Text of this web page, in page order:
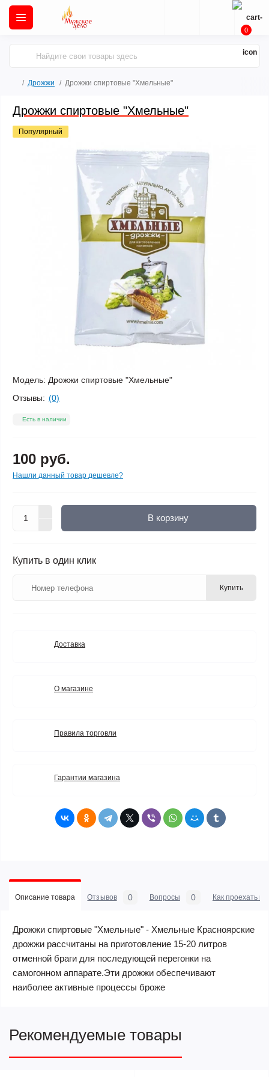
0
Дрожжи Дрожжи спиртовые "Хмельные"
Дрожжи спиртовые "Хмельные"
Популярный
Модель: Дрожжи спиртовые "Хмельные"
Отзывы: (0)
Есть в наличии
100 руб.
Нашли данный товар дешевле?
В корзину
Купить в один клик
Купить
Доставка
О магазине
Правила торговли
Гарантии магазина
Описание товара Отзывов 0 Вопросы 0 Как проехать в
Дрожжи спиртовые "Хмельные" - Хмельные Красноярские
дрожжи рассчитаны на приготовление 15-20 литров
отменной браги для последующей перегонки на
самогонном аппарате.Эти дрожжи обеспечивают
наиболее активные процессы броже
Рекомендуемые товары